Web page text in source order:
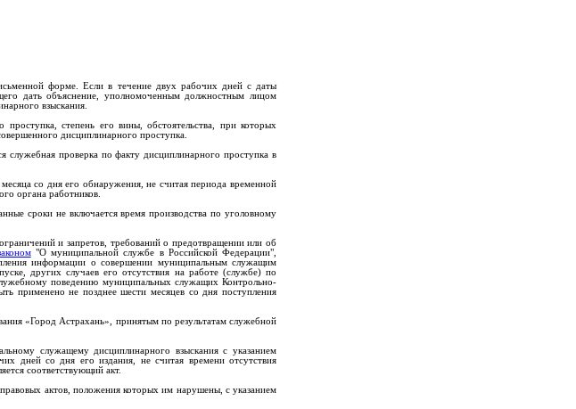
форме. Если в течение двух рабочих дней с даты
дать объяснение, уполномоченным должностным лицом
взыскания.
степень его вины, обстоятельства, при которых
дисциплинарного проступка.
проверка по факту дисциплинарного проступка в
со дня его обнаружения, не считая периода временной
органа работников.
сроки не включается время производства по уголовному
и запретов, требований о предотвращении или об
"О муниципальной службе в Российской Федерации",
информации о совершении муниципальным служащим
других случаев его отсутствия на работе (службе) по
поведению муниципальных служащих Контрольно-
применено не позднее шести месяцев со дня поступления
«Город Астрахань», принятым по результатам служебной
служащему дисциплинарного взыскания с указанием
дней со дня его издания, не считая времени отсутствия
соответствующий акт.
актов, положения которых им нарушены, с указанием